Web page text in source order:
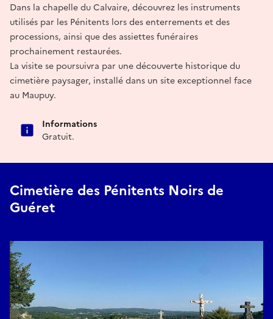
Dans la chapelle du Calvaire, découvrez les instruments
utilisés par les Pénitents lors des enterrements et des
processions, ainsi que des assiettes funéraires
prochainement restaurées.
La visite se poursuivra par une découverte historique du
cimetière paysager, installé dans un site exceptionnel face
au Maupuy.
Informations
Gratuit.
Cimetière des Pénitents Noirs de
Guéret